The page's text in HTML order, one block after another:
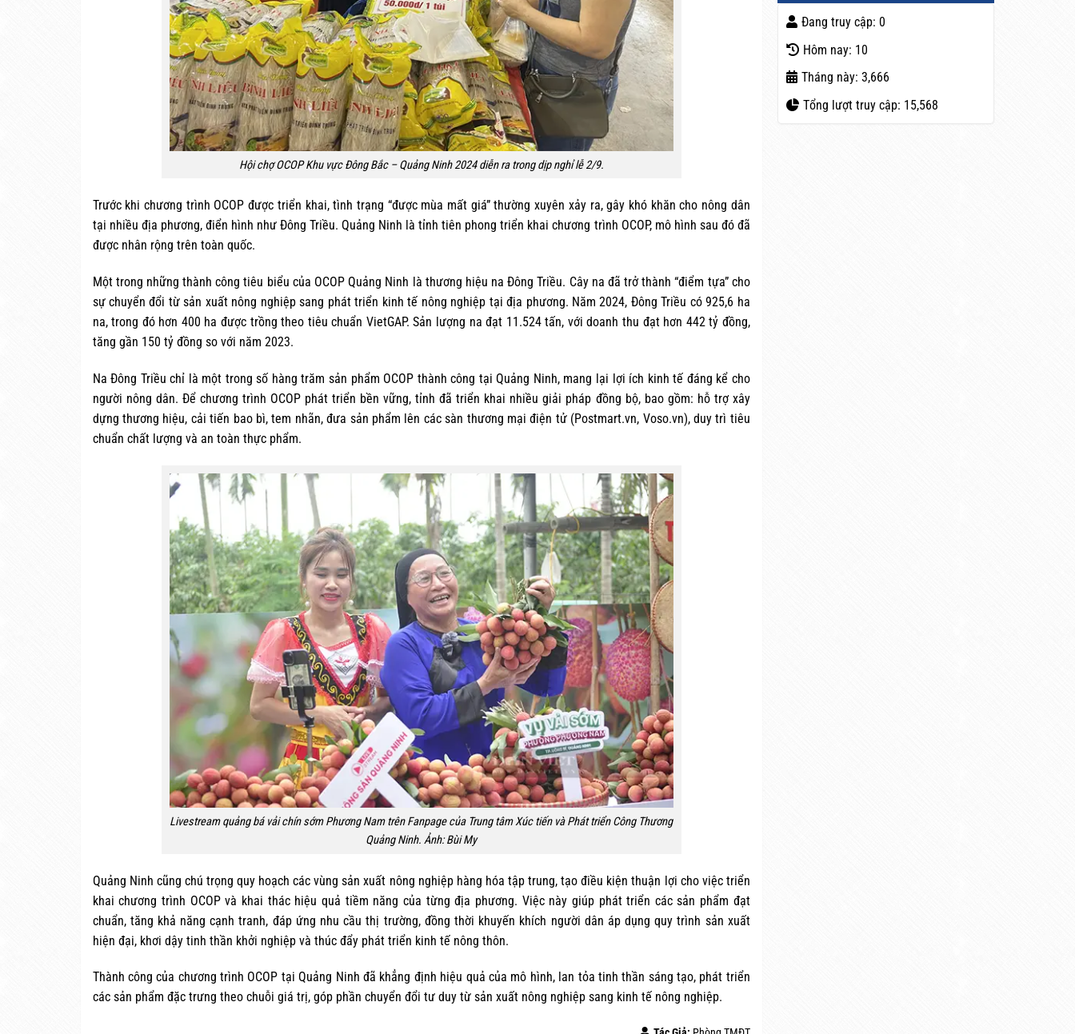
Hội chợ OCOP Khu vực Đông Bắc – Quảng Ninh 2024 diễn ra trong dịp nghỉ lễ 2/9.
Trước khi chương trình OCOP được triển khai, tình trạng “được mùa mất giá” thường xuyên xảy ra, gây khó khăn cho nông dân
tại nhiều địa phương, điển hình như Đông Triều. Quảng Ninh là tỉnh tiên phong triển khai chương trình OCOP, mô hình sau đó đã
được nhân rộng trên toàn quốc.
Một trong những thành công tiêu biểu của OCOP Quảng Ninh là thương hiệu na Đông Triều. Cây na đã trở thành “điểm tựa” cho
sự chuyển đổi từ sản xuất nông nghiệp sang phát triển kinh tế nông nghiệp tại địa phương. Năm 2024, Đông Triều có 925,6 ha
na, trong đó hơn 400 ha được trồng theo tiêu chuẩn VietGAP. Sản lượng na đạt 11.524 tấn, với doanh thu đạt hơn 442 tỷ đồng,
tăng gần 150 tỷ đồng so với năm 2023.
Na Đông Triều chỉ là một trong số hàng trăm sản phẩm OCOP thành công tại Quảng Ninh, mang lại lợi ích kinh tế đáng kể cho
người nông dân. Để chương trình OCOP phát triển bền vững, tỉnh đã triển khai nhiều giải pháp đồng bộ, bao gồm: hỗ trợ xây
dựng thương hiệu, cải tiến bao bì, tem nhãn, đưa sản phẩm lên các sàn thương mại điện tử (Postmart.vn, Voso.vn), duy trì tiêu
chuẩn chất lượng và an toàn thực phẩm.
Livestream quảng bá vải chín sớm Phương Nam trên Fanpage của Trung tâm Xúc tiến và Phát triển Công Thương
Quảng Ninh. Ảnh: Bùi My
Quảng Ninh cũng chú trọng quy hoạch các vùng sản xuất nông nghiệp hàng hóa tập trung, tạo điều kiện thuận lợi cho việc triển
khai chương trình OCOP và khai thác hiệu quả tiềm năng của từng địa phương. Việc này giúp phát triển các sản phẩm đạt
chuẩn, tăng khả năng cạnh tranh, đáp ứng nhu cầu thị trường, đồng thời khuyến khích người dân áp dụng quy trình sản xuất
hiện đại, khơi dậy tinh thần khởi nghiệp và thúc đẩy phát triển kinh tế nông thôn.
Thành công của chương trình OCOP tại Quảng Ninh đã khẳng định hiệu quả của mô hình, lan tỏa tinh thần sáng tạo, phát triển
các sản phẩm đặc trưng theo chuỗi giá trị, góp phần chuyển đổi tư duy từ sản xuất nông nghiệp sang kinh tế nông nghiệp.
Đang truy cập: 0
Hôm nay: 10
Tháng này: 3,666
Tổng lượt truy cập: 15,568